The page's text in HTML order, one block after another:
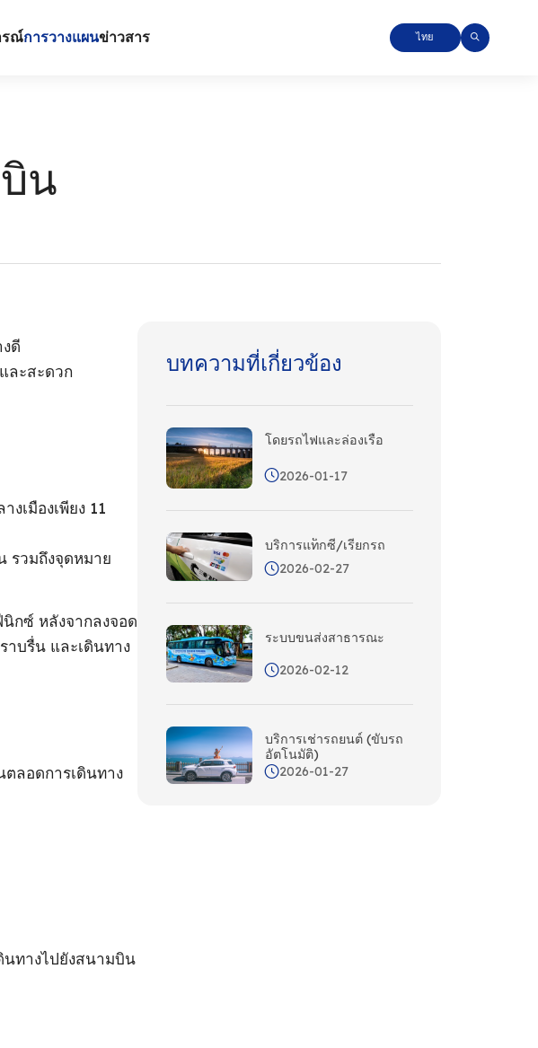
รณ์การวางแผนข่าวสาร ไทย
น
ดี
ละสะดวก
เมืองเพียง 11
รวมถึงจุดหมาย
กซ์ หลังจากลงจอด
าบรื่น และเดินทาง
ลอดการเดินทาง
นทางไปยังสนามบิน
บทความที่เกี่ยวข้อง
โดยรถไฟและล่องเรือ
2026-01-17
บริการแท็กซี่/เรียกรถ
2026-02-27
ระบบขนส่งสาธารณะ
2026-02-12
บริการเช่ารถยนต์ (ขับรถ
อัตโนมัติ)
2026-01-27